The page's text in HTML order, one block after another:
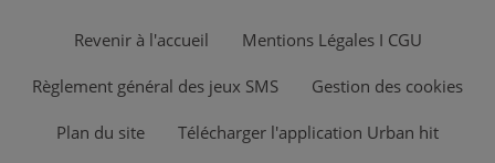
Revenir à l'accueil Mentions Légales I CGU
Règlement général des jeux SMS Gestion des cookies
Plan du site Télécharger l'application Urban hit